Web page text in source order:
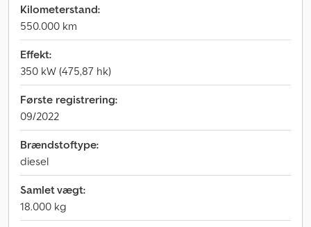
Kilometerstand:
550.000 km
Effekt:
350 kW (475,87 hk)
Første registrering:
09/2022
Brændstoftype:
diesel
Samlet vægt:
18.000 kg